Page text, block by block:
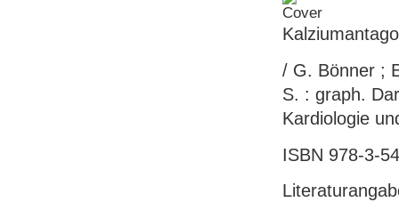
/ G. Bönner ;
S. : graph.
Kardiologie
ISBN 978-3-